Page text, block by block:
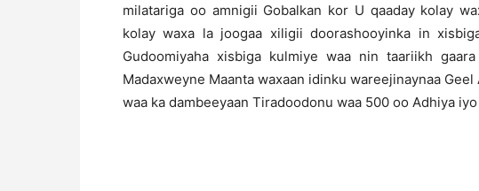
milatariga oo amnigii Gobalkan kor U qaaday kolay
kolay waxa la joogaa xiligii doorashooyinka in
Gudoomiyaha xisbiga kulmiye waa nin taariikh
Madaxweyne Maanta waxaan idinku wareejinaynaa
waa ka dambeeyaan Tiradoodonu waa 500 oo Adhiya